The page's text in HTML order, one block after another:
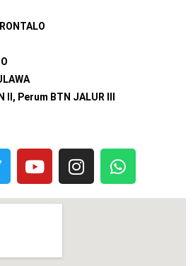
Perum BTN JALUR III